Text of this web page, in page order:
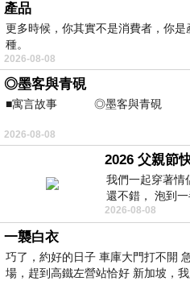
產品
更多時候，你其實不是消費者，你
種。
2026-08-08
◎墨客與青硯
■寓言故事 ◎墨客與青硯
⊕潘文良
的墨客，在京城的古玩肆裡
2026-08-08
2026 父親節
我們一起穿著情
還不錯， 泡到
醒， 手
2026-08-08
一襲白衣
巧了，約好的日子 車庫大門打不開
場，趕到高鐵左營站恰好 新加坡，